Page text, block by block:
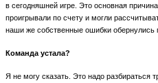
в сегодняшней игре. Это основная
проигрывали по счету и могли
наши же собственные ошибки
Команда устала?
Я не могу сказать. Это надо разбираться